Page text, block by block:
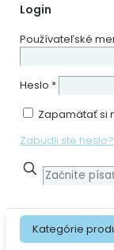
Login
Používateľské
Heslo *
Zapamätať si
Zabudli ste heslo?
Kategórie